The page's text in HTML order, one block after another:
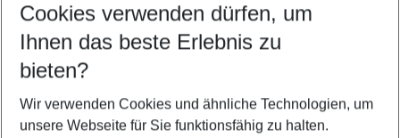
Customize your offer
Find the perfect deal which suits your best
Your departure airport
Any airport
Select your date range
09/08/26–07/08/27 5-8 nights
Cookies verwenden dürfen, um
Ihnen das beste Erlebnis zu
bieten?
Wir verwenden Cookies und ähnliche Technologien, um
unsere Webseite für Sie funktionsfähig zu halten.